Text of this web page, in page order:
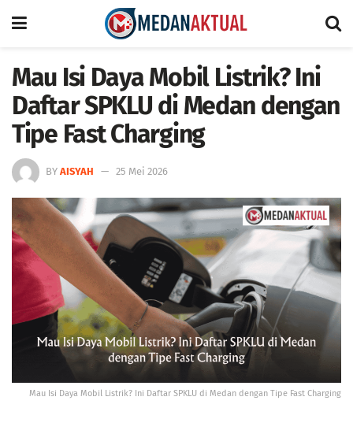
Mau Isi Daya Mobil Listrik? Ini
Daftar SPKLU di Medan dengan
Tipe Fast Charging
BY AISYAH 25 Mei 2026
Mau Isi Daya Mobil Listrik? Ini Daftar SPKLU di Medan dengan Tipe Fast Charging